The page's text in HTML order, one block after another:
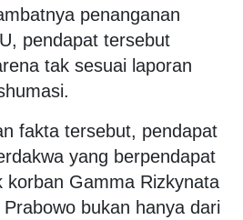
penanganan
pendapat tersebut
tak sesuai laporan
fakta tersebut, pendapat
yang berpendapat
korban Gamma Rizkynata
bukan hanya dari